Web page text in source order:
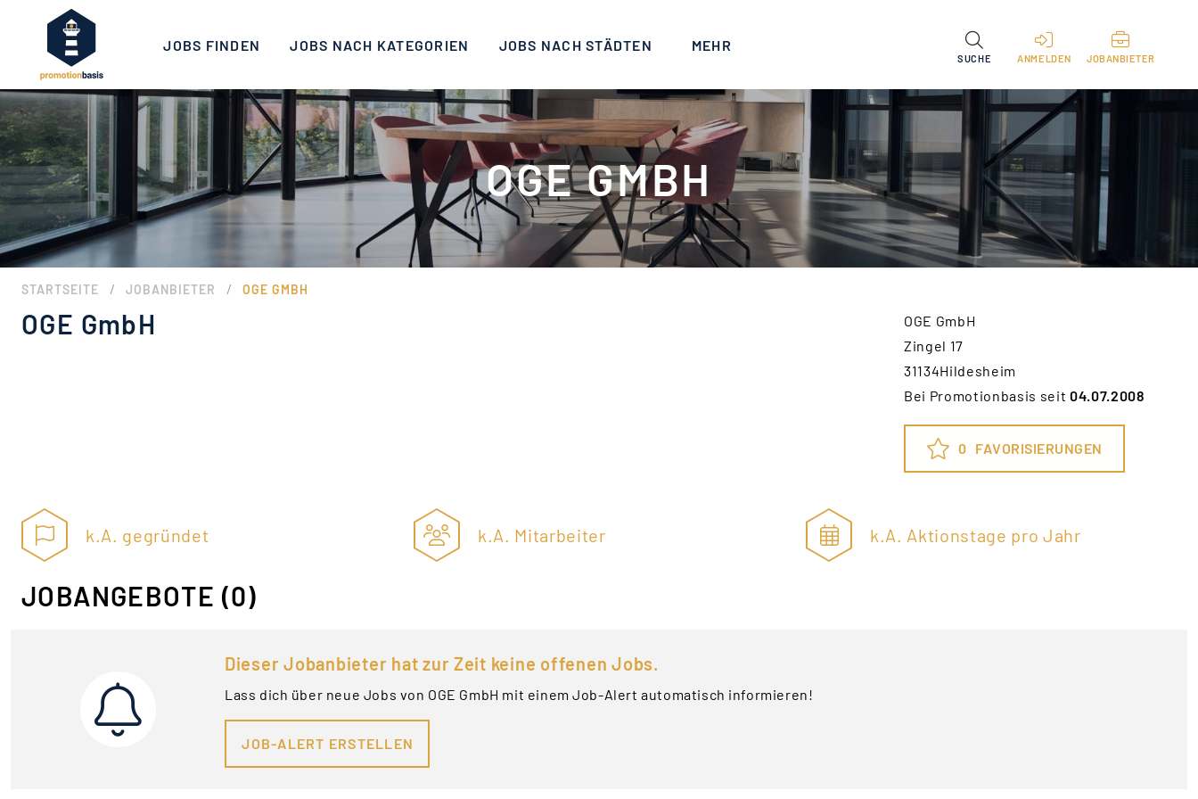
JOBS FINDEN JOBS NACH KATEGORIEN JOBS NACH STÄDTEN MEHR
SUCHE ANMELDEN JOBANBIETER
OGE GMBH
STARTSEITE / JOBANBIETER / OGE GMBH
OGE GmbH
OGE GmbH
Zingel 17
31134Hildesheim
Bei Promotionbasis seit04.07.2008
0 FAVORISIERUNGEN
k.A. gegründet k.A. Mitarbeiter k.A. Aktionstage pro Jahr
JOBANGEBOTE (0)
Dieser Jobanbieter hat zur Zeit keine offenen Jobs.
Lass dich über neue Jobs von OGE GmbH mit einem Job-Alert automatisch informieren!
JOB-ALERT ERSTELLEN